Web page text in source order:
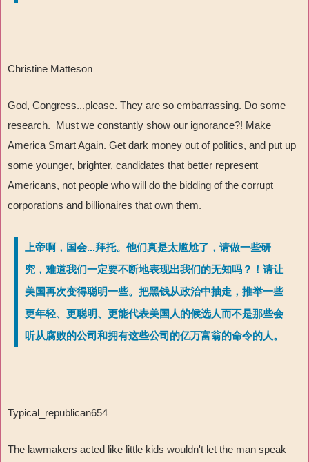
Christine Matteson
God, Congress...please. They are so embarrassing. Do some
research. Must we constantly show our ignorance?! Make
America Smart Again. Get dark money out of politics, and put up
some younger, brighter, candidates that better represent
Americans, not people who will do the bidding of the corrupt
corporations and billionaires that own them.
上帝啊，国会...拜托。他们真是太尴尬了，请做一些研
究，难道我们一定要不断地表现出我们的无知吗？！请让
美国再次变得聪明一些。把黑钱从政治中抽走，推举一些
更年轻、更聪明、更能代表美国人的候选人而不是那些会
听从腐败的公司和拥有这些公司的亿万富翁的命令的人。
Typical_republican654
The lawmakers acted like little kids wouldn't let the man speak